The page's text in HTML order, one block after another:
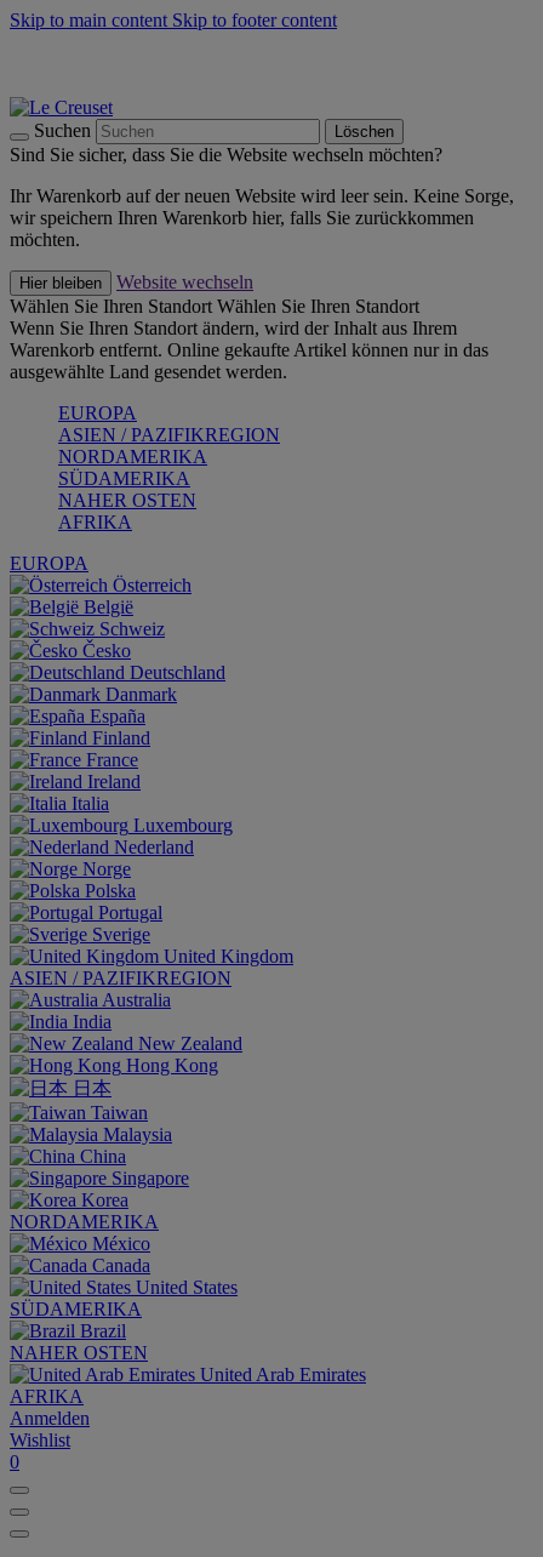
Skip to main content Skip to footer content
Suchen Löschen
Sind Sie sicher, dass Sie die Website wechseln möchten?
Ihr Warenkorb auf der neuen Website wird leer sein. Keine Sorge,
wir speichern Ihren Warenkorb hier, falls Sie zurückkommen
möchten.
Hier bleiben
Website wechseln
Wählen Sie Ihren Standort Wählen Sie Ihren Standort
Wenn Sie Ihren Standort ändern, wird der Inhalt aus Ihrem
Warenkorb entfernt. Online gekaufte Artikel können nur in das
ausgewählte Land gesendet werden.
EUROPA
ASIEN / PAZIFIKREGION
NORDAMERIKA
SÜDAMERIKA
NAHER OSTEN
AFRIKA
EUROPA
Österreich
België
Schweiz
Česko
Deutschland
Danmark
España
Finland
France
Ireland
Italia
Luxembourg
Nederland
Norge
Polska
Portugal
Sverige
United Kingdom
ASIEN / PAZIFIKREGION
Australia
India
New Zealand
Hong Kong
日本
Taiwan
Malaysia
China
Singapore
Korea
NORDAMERIKA
México
Canada
United States
SÜDAMERIKA
Brazil
NAHER OSTEN
United Arab Emirates
AFRIKA
Anmelden
Wishlist
0